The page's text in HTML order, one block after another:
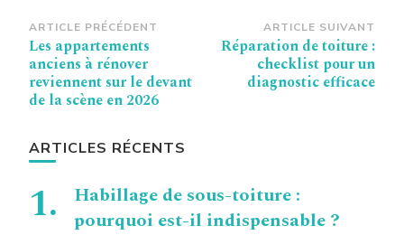
Navigation
d’article
ARTICLE PRÉCÉDENT
Les appartements
anciens à rénover
reviennent sur le devant
de la scène en 2026
ARTICLE SUIVANT
Réparation de toiture :
checklist pour un
diagnostic efficace
ARTICLES RÉCENTS
Habillage de sous-toiture :
pourquoi est-il indispensable ?